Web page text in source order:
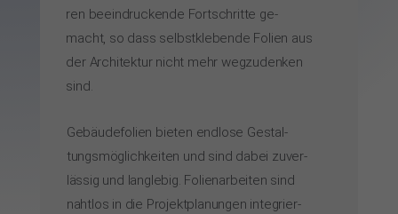
ren be­ein­dru­cken­de Fort­schrit­te ge­
macht, so dass selbst­kle­ben­de Fo­lien aus
der Ar­chi­tek­tur nicht mehr weg­zu­den­ken
sind.
Gebäude­fo­lien bie­ten end­lo­se Ge­stal­
tungs­mög­lich­kei­ten und sind da­bei zu­ver­
läs­sig und lang­le­big. Fo­lien­ar­bei­ten sind
naht­los in die Pro­jekt­pla­nun­gen in­te­grier­